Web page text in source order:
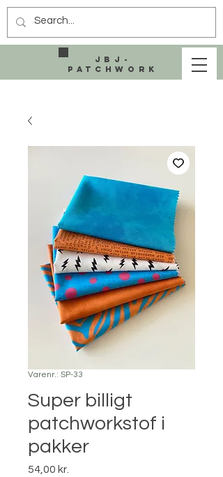
JBJ-
Patchwork
Varenr.: SP-33
Super billigt
patchworkstof i
pakker
54,00 kr.